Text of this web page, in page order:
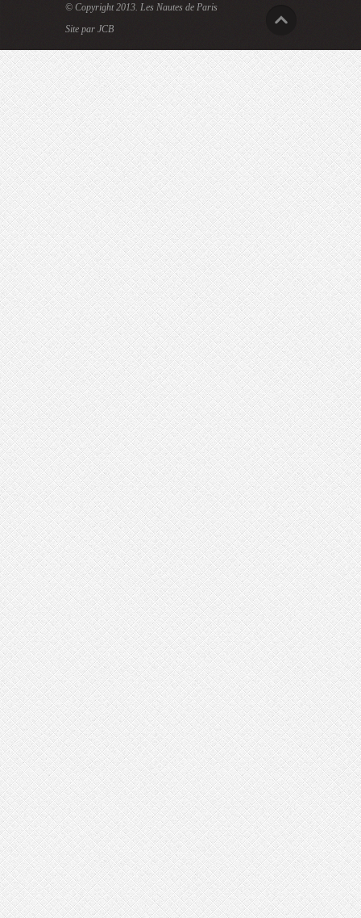
© Copyright 2013. Les Nautes de Paris
Site par JCB